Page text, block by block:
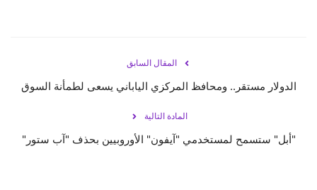
المقال السابق
الدولار مستقر.. ومحافظ المركزي الياباني يسعى لطمأنة السوق
المادة التالية
"أبل" ستسمح لمستخدمي "آيفون" الأوروبيين بحذف "آب ستور"